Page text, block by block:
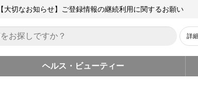
【大切なお知らせ】ご登録情報の継続利用に関するお願い
詳
ヘルス・ビューティー